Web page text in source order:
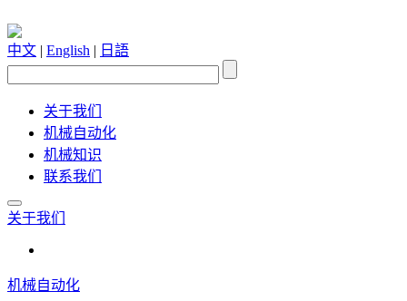
中文 | English | 日語
关于我们
机械自动化
机械知识
联系我们
关于我们
机械自动化